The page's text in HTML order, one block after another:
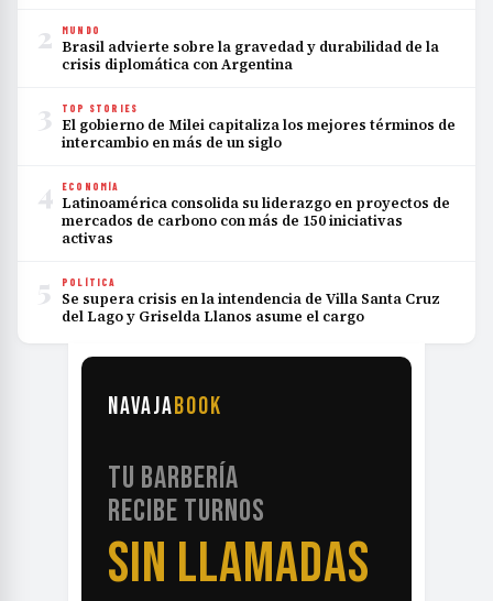
2 MUNDO
Brasil advierte sobre la gravedad y durabilidad de la
crisis diplomática con Argentina
3 TOP STORIES
El gobierno de Milei capitaliza los mejores términos de
intercambio en más de un siglo
4 ECONOMÍA
Latinoamérica consolida su liderazgo en proyectos de
mercados de carbono con más de 150 iniciativas
activas
5 POLÍTICA
Se supera crisis en la intendencia de Villa Santa Cruz
del Lago y Griselda Llanos asume el cargo
NAVAJABOOK
TU BARBERÍA
RECIBE TURNOS
SIN LLAMADAS